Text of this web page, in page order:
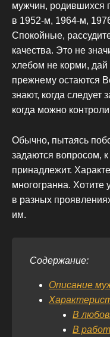
мужчин, родившихся
в 1952-м, 1964-м,
Спокойные,
качества. Это не
хлебом не корми,
прежнему остаются
знают, когда следует
когда можно
Обычно, пытаясь
задаются вопросом, к
принадлежит.
многогранна. Хотите
в разных
им.
Содержание:
Описание
В
В